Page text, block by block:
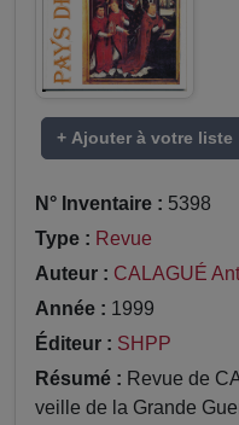
+ Ajouter à votre liste
N° Inventaire : 5398
Type : Revue
Auteur : CALAGUÉ
Année : 1999
Éditeur : SHPP
Résumé : Revue de
veille de la Grande